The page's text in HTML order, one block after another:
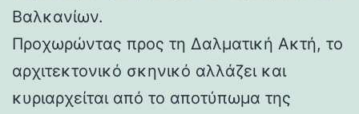
Βαλκανίων.
Προχωρώντας προς τη Δαλματική Ακτή, το
αρχιτεκτονικό σκηνικό αλλάζει και
κυριαρχείται από το αποτύπωμα της